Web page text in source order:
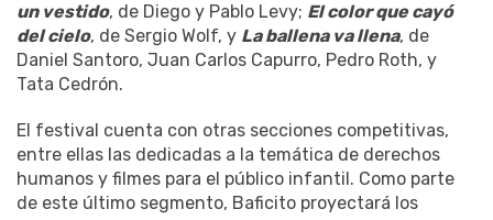
un vestido, de Diego y Pablo Levy; El color que cayó
del cielo, de Sergio Wolf, y La ballena va llena, de
Daniel Santoro, Juan Carlos Capurro, Pedro Roth, y
Tata Cedrón.
El festival cuenta con otras secciones competitivas,
entre ellas las dedicadas a la temática de derechos
humanos y filmes para el público infantil. Como parte
de este último segmento, Baficito proyectará los